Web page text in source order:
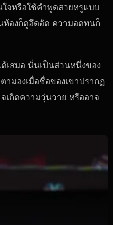
ใจหรือใช้คำพูดสวยหรูแบบ
ห้องก็ดูอึดอัด ความอดทนก็
เสมอ นั่นเป็นส่วนหนึ่งของ
ามองเมื่อชื่อของเขาปรากฏ
เกิดความวุ่นวาย หรืออาจ